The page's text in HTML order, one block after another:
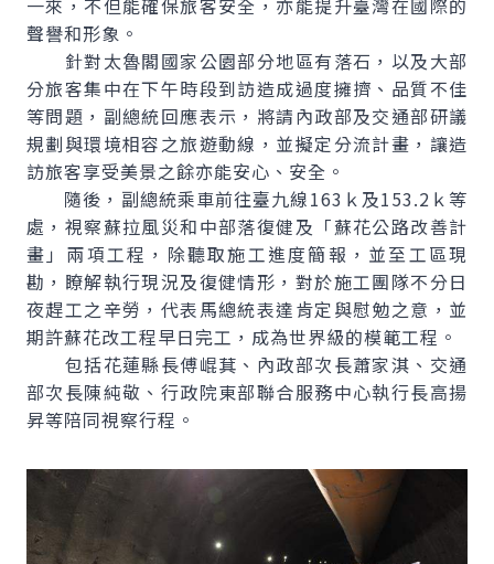
一來，不但能確保旅客安全，亦能提升臺灣在國際的
聲譽和形象。
針對太魯閣國家公園部分地區有落石，以及大部
分旅客集中在下午時段到訪造成過度擁擠、品質不佳
等問題，副總統回應表示，將請內政部及交通部研議
規劃與環境相容之旅遊動線，並擬定分流計畫，讓造
訪旅客享受美景之餘亦能安心、安全。
隨後，副總統乘車前往臺九線163ｋ及153.2ｋ等
處，視察蘇拉風災和中部落復健及「蘇花公路改善計
畫」兩項工程，除聽取施工進度簡報，並至工區現
勘，瞭解執行現況及復健情形，對於施工團隊不分日
夜趕工之辛勞，代表馬總統表達肯定與慰勉之意，並
期許蘇花改工程早日完工，成為世界級的模範工程。
包括花蓮縣長傅崐萁、內政部次長蕭家淇、交通
部次長陳純敬、行政院東部聯合服務中心執行長高揚
昇等陪同視察行程。